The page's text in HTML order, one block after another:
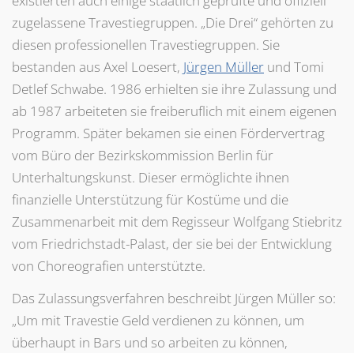
zugelassene Travestiegruppen. „Die Drei“ gehörten zu
diesen professionellen Travestiegruppen. Sie
bestanden aus Axel Loesert, Jürgen Müller und Tomi
Detlef Schwabe. 1986 erhielten sie ihre Zulassung und
ab 1987 arbeiteten sie freiberuflich mit einem eigenen
Programm. Später bekamen sie einen Fördervertrag
vom Büro der Bezirkskommission Berlin für
Unterhaltungskunst. Dieser ermöglichte ihnen
finanzielle Unterstützung für Kostüme und die
Zusammenarbeit mit dem Regisseur Wolfgang Stiebritz
vom Friedrichstadt-Palast, der sie bei der Entwicklung
von Choreografien unterstützte.
Das Zulassungsverfahren beschreibt Jürgen Müller so:
„Um mit Travestie Geld verdienen zu können, um
überhaupt in Bars und so arbeiten zu können,